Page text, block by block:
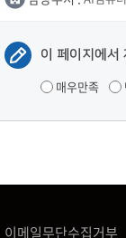
이 페이지에서
매우만족
이메일무단수집거부